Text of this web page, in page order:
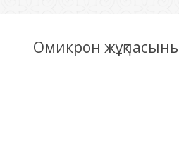
Омикрон